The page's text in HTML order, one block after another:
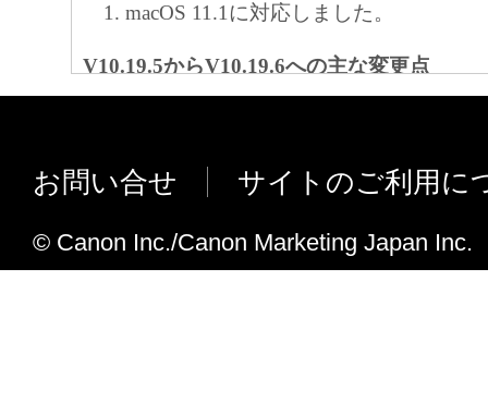
macOS 11.1に対応しました。
V10.19.5からV10.19.6への主な変更点
macOS 11.0.1に対応しました。
た。
imagePRESS C170に対応しました。
お問い合せ サイトのご利用に
© Canon Inc./Canon Marketing Japan Inc.